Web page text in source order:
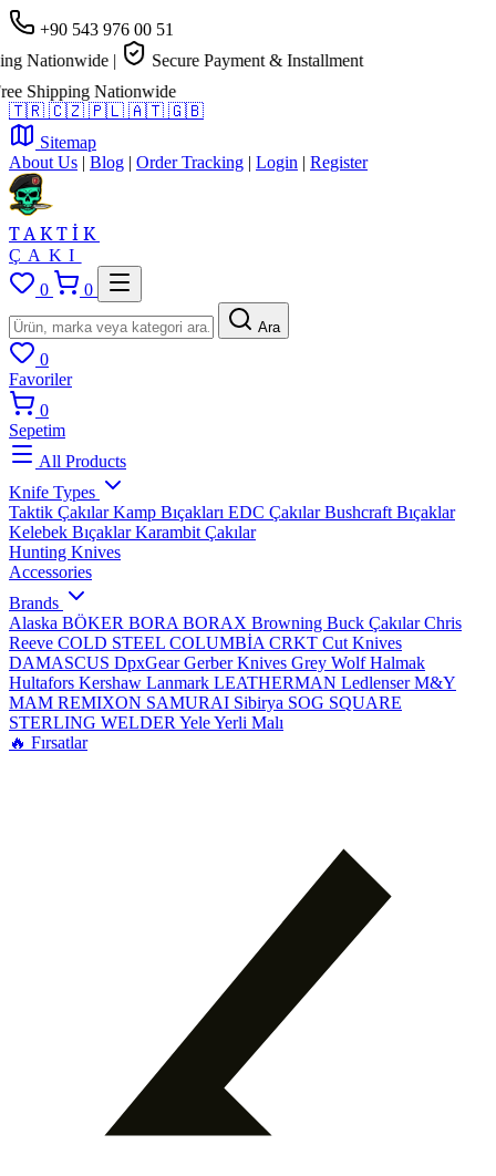
+90 543 976 00 51
Nationwide |
Secure Payment & Installment
Shipping Nationwide
🇹🇷 🇨🇿 🇵🇱 🇦🇹 🇬🇧
Sitemap
About Us | Blog | Order Tracking | Login | Register
TAKTİK
ÇAKI
0
0
Ara
0
Favoriler
0
Sepetim
All Products
Knife Types
Taktik ÇakılarKamp Bıçakları EDC ÇakılarBushcraft Bıçaklar
Kelebek BıçaklarKarambit Çakılar
Hunting Knives
Accessories
Brands
Alaska BÖKER BORA BORAX Browning Buck ÇakılarChris
Reeve COLD STEEL COLUMBİA CRKT Cut Knives
DAMASCUS DpxGearGerber Knives Grey WolfHalmak
Hultafors Kershaw Lanmark LEATHERMAN LedlenserM&Y
MAM REMIXON SAMURAI Sibirya SOG SQUARE
STERLING WELDER YeleYerli Malı
🔥 Fırsatlar